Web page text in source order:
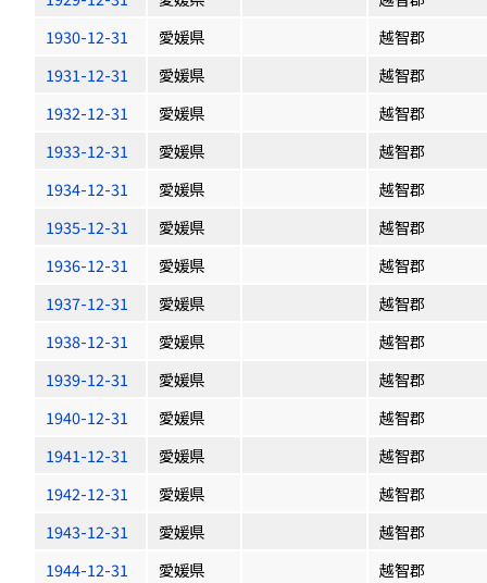
1930-12-31
愛媛県
越智郡
1931-12-31
愛媛県
越智郡
1932-12-31
愛媛県
越智郡
1933-12-31
愛媛県
越智郡
1934-12-31
愛媛県
越智郡
1935-12-31
愛媛県
越智郡
1936-12-31
愛媛県
越智郡
1937-12-31
愛媛県
越智郡
1938-12-31
愛媛県
越智郡
1939-12-31
愛媛県
越智郡
1940-12-31
愛媛県
越智郡
1941-12-31
愛媛県
越智郡
1942-12-31
愛媛県
越智郡
1943-12-31
愛媛県
越智郡
1944-12-31
愛媛県
越智郡